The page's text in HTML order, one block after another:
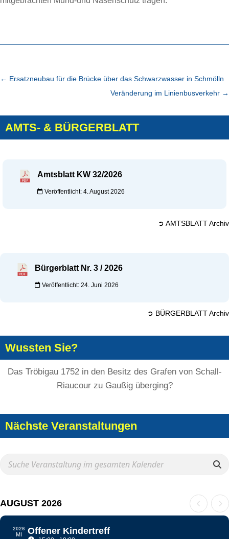
← Ersatzneubau für die Brücke über das Schwarzwasser in Schmölln
Veränderung im Linienbusverkehr →
AMTS- & BÜRGERBLATT
Amtsblatt KW 32/2026
Veröffentlicht: 4. August 2026
➲ AMTSBLATT Archiv
Bürgerblatt Nr. 3 / 2026
Veröffentlicht: 24. Juni 2026
➲ BÜRGERBLATT Archiv
Wussten Sie?
Das Tröbigau 1752 in den Besitz des Grafen von Schall-
Riaucour zu Gaußig überging?
Nächste Veranstaltungen
AUGUST 2026
2026
MI Offener Kindertreff